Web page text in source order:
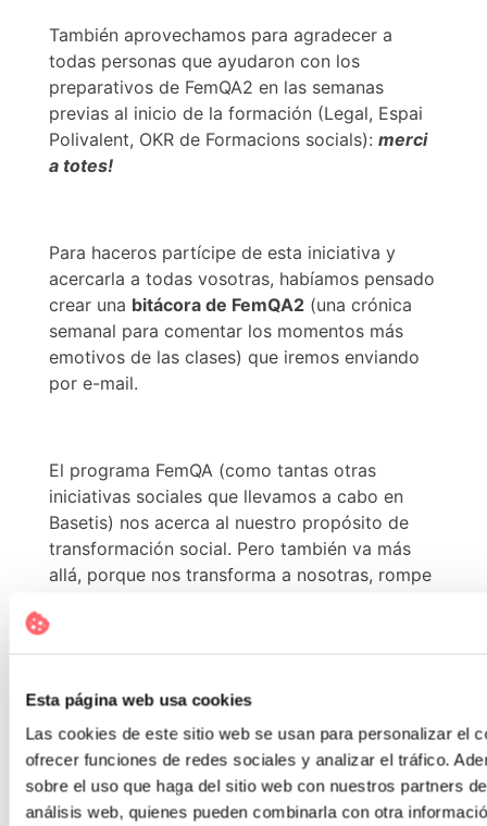
Esta página web usa cookies
Las cookies de este sitio web se usan para personalizar el
ofrecer funciones de redes sociales y analizar el tráfico.
sobre el uso que haga del sitio web con nuestros partners
análisis web, quienes pueden combinarla con otra
También aprovechamos para agradecer a
todas personas que ayudaron con los
preparativos de FemQA2 en las semanas
previas al inicio de la formación (Legal, Espai
Polivalent, OKR de Formacions socials): merci
a totes!
Para haceros partícipe de esta iniciativa y
acercarla a todas vosotras, habíamos pensado
crear una bitácora de FemQA2(una crónica
semanal para comentar los momentos más
emotivos de las clases) que iremos enviando
por e-mail.
El programa FemQA (como tantas otras
iniciativas sociales que llevamos a cabo en
Basetis) nos acerca al nuestro propósito de
transformación social. Pero también va más
allá, porque nos transforma a nosotras, rompe
nuestros horizontes.
Nos sentimos muy afortunadas de poder
impulsar ese programa y hacerlo aprendiendo
de otras organizaciones que también trabajan
para generar un cambio social.